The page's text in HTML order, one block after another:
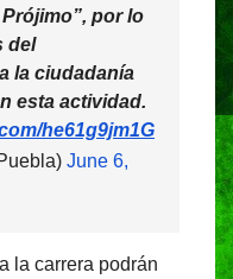
por lo
del
la ciudadanía
esta actividad.
he61g9jm1G
June 6,
la carrera podrán